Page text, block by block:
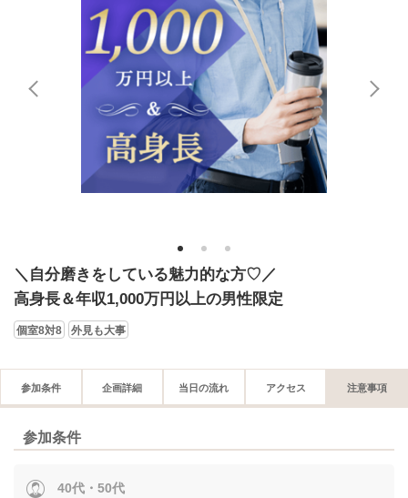
1 2 3
＼自分磨きをしている魅力的な方♡／
高身長＆年収1,000万円以上の男性限定
個室8対8 外見も大事
参加条件 企画詳細 当日の流れ アクセス 注意事項
参加条件
40代・50代